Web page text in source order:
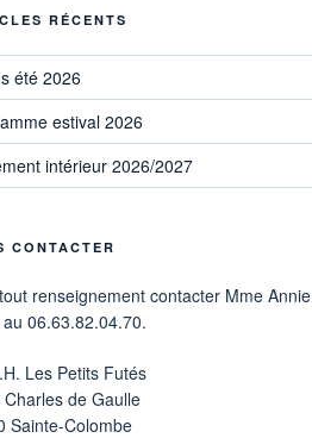
RÉCENTS
été 2026
estival 2026
intérieur 2026/2027
CONTACTER
renseignement contacter Mme Annie
06.63.82.04.70.
Les Petits Futés
Charles de Gaulle
Sainte-Colombe